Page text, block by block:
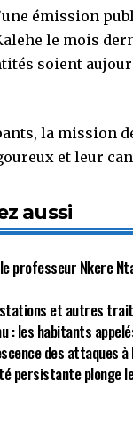
émission
le mois
soient
la mission
et leur
aussi
professeur Nkere
et autres
: les habitants
des attaques
persistante plonge